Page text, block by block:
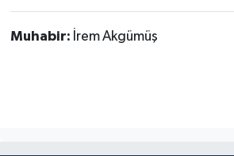
Muhabir: İrem Akgümüş